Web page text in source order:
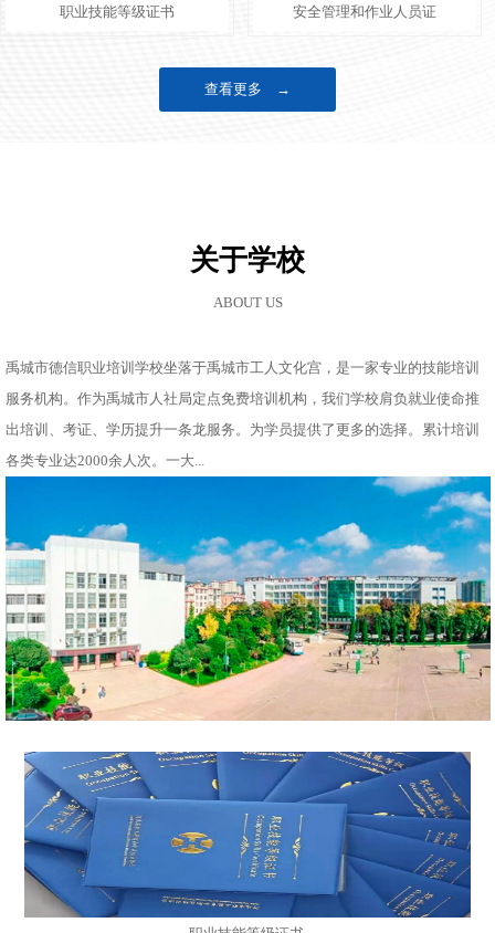
职业技能等级证书 安全管理和作业人员证
查看更多 →
关于学校
ABOUT US
禹城市德信职业培训学校坐落于禹城市工人文化宫，是一家专业的技能培训
服务机构。作为禹城市人社局定点免费培训机构，我们学校肩负就业使命推
出培训、考证、学历提升一条龙服务。为学员提供了更多的选择。累计培训
各类专业达2000余人次。一大...